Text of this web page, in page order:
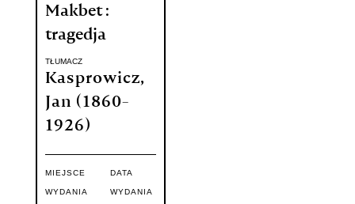
Makbet :
tragedja
TŁUMACZ
Kasprowicz,
Jan (1860-
1926)
MIEJSCE
WYDANIA
DATA
WYDANIA